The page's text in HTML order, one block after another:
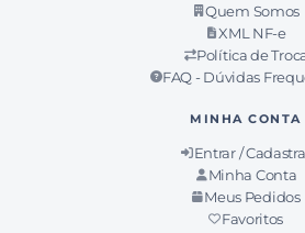
Quem Somos
XML NF-e
Política de
FAQ - Dúvidas
MINHA CONTA
Entrar /
Minha Conta
Meus Pedidos
Favoritos